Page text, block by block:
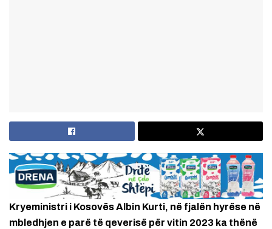
Kryeministri i Kosovës Albin Kurti, në fjalën hyrëse në
mbledhjen e parë të qeverisë për vitin 2023 ka thënë